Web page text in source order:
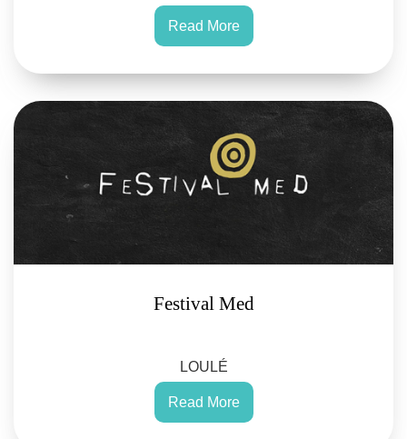
Read More
Festival Med
LOULÉ
Read More